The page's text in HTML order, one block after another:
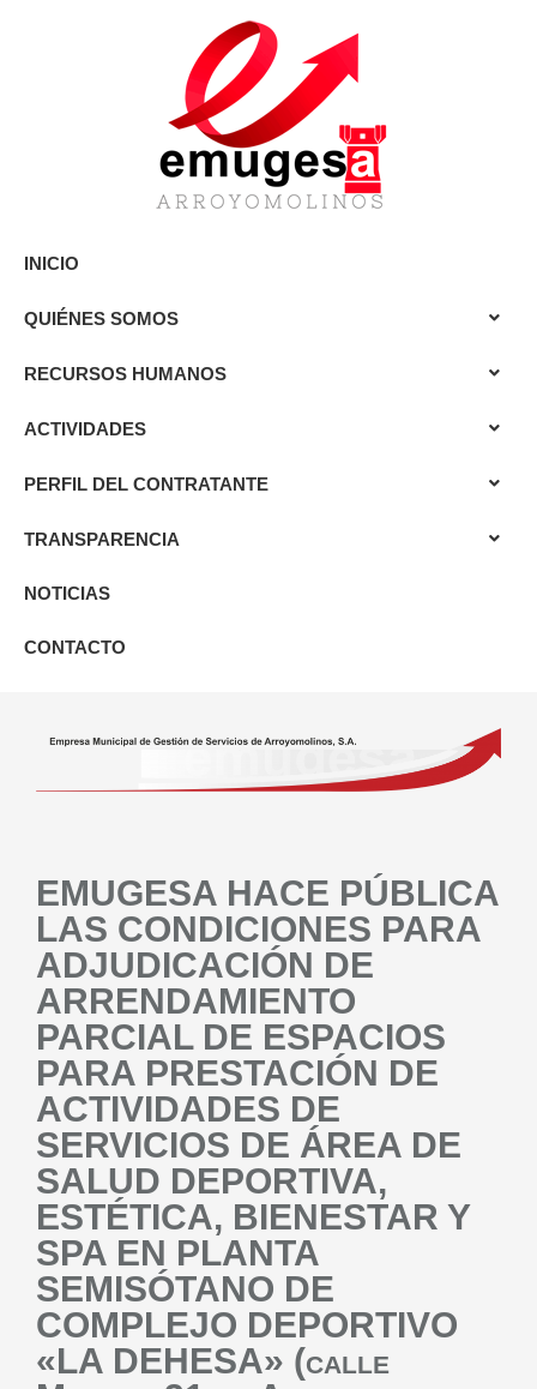
INICIO
QUIÉNES SOMOS
RECURSOS HUMANOS
ACTIVIDADES
PERFIL DEL CONTRATANTE
TRANSPARENCIA
NOTICIAS
CONTACTO
EMUGESA HACE PÚBLICA
LAS CONDICIONES PARA
ADJUDICACIÓN DE
ARRENDAMIENTO
PARCIAL DE ESPACIOS
PARA PRESTACIÓN DE
ACTIVIDADES DE
SERVICIOS DE ÁREA DE
SALUD DEPORTIVA,
ESTÉTICA, BIENESTAR Y
SPA EN PLANTA
SEMISÓTANO DE
COMPLEJO DEPORTIVO
«LA DEHESA» (calle